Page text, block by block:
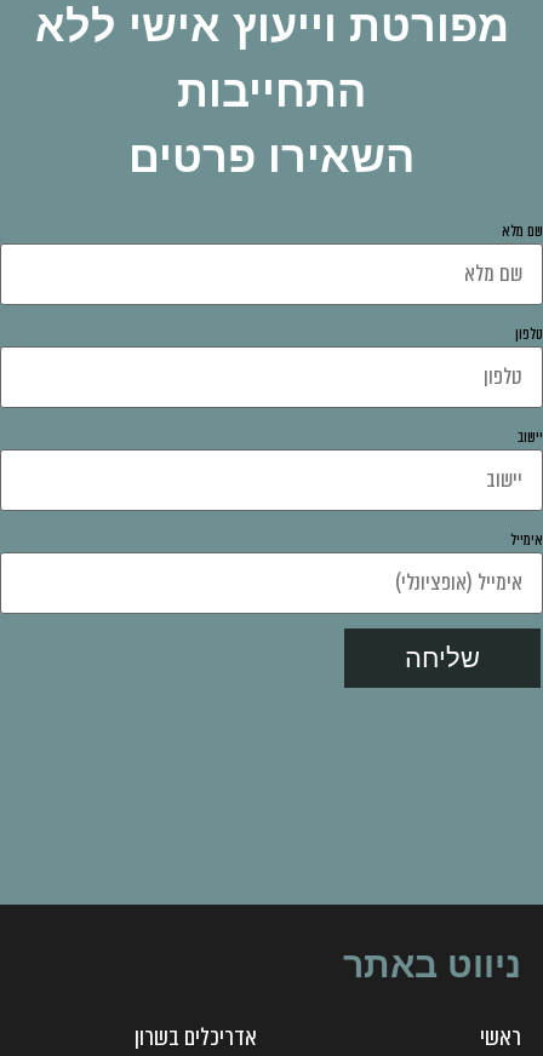
מפורטת וייעוץ אישי ללא
התחייבות
השאירו פרטים
מלא
שליחה
ניווט באתר
ראשי
אדריכלים בשרון